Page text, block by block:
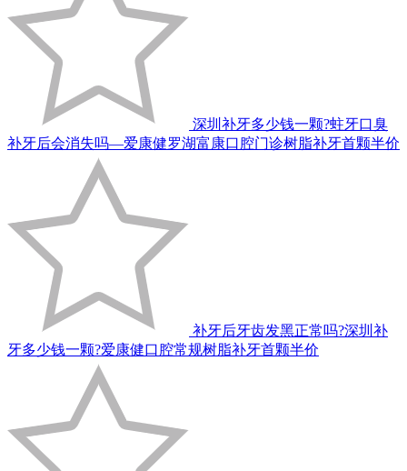
深圳补牙多少钱一颗?蛀牙口臭
补牙后会消失吗—爱康健罗湖富康口腔门诊树脂补牙首颗半价
补牙后牙齿发黑正常吗?深圳补
牙多少钱一颗?爱康健口腔常规树脂补牙首颗半价